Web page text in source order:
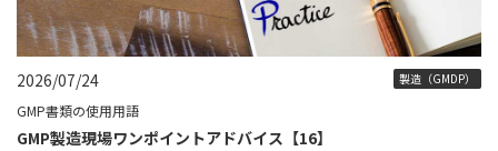
2026/07/24 製造（GMDP）
GMP書類の使用用語
GMP製造現場ワンポイントアドバイス【16】